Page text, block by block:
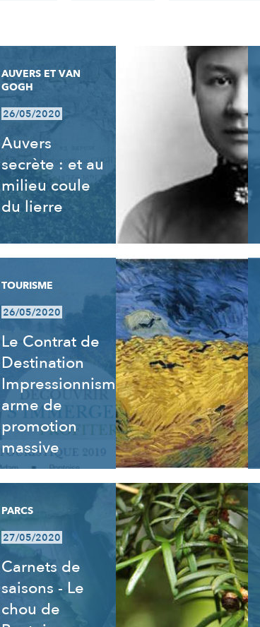
AUVERS ET VAN
GOGH
26/05/2020
Auvers
secrète : et au
milieu coule
du lierre
TOURISME
26/05/2020
Le Contrat de
Destination
Impressionnisme,
arme de
promotion
massive
PARCS
27/05/2020
Carnets de
saisons - Le
chou de